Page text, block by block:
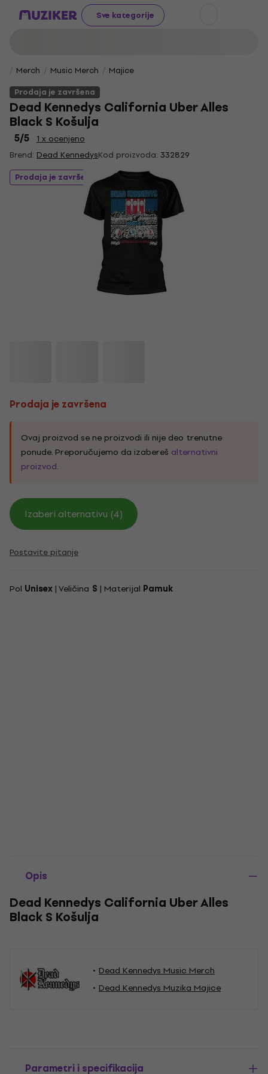
Sve kategorije
Merch Music Merch
Majice
Prodaja je završena
Dead Kennedys California Uber Alles
Black S Košulja
5/5
1 x ocenjeno
Brend: Dead KennedysKod proizvoda: 332829
Prodaja je završena
Prodaja je završena
Ovaj proizvod se ne proizvodi ili nije deo trenutne
ponude. Preporučujemo da izabereš alternativni
proizvod.
Izaberi alternativu (4)
Postavite pitanje
Pol Unisex | Veličina S | Materijal Pamuk
Opis
Dead Kennedys California Uber Alles
Black S Košulja
Dead Kennedys Music Merch
Dead Kennedys Muzika Majice
Parametri i specifikacija